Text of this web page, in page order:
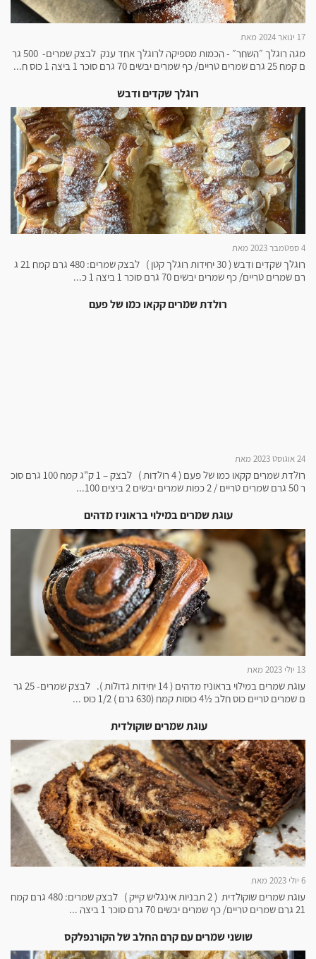
17 ינואר 2024 מאת
מגה רוגלך ״השחר״ - הכמות מספיקה לרוגלך אחד ענק לבצק שמרים- 500 גר
ם קמח 25 גרם שמרים טריים/ כף שמרים יבשים 70 גרם סוכר 1 ביצה 1 כוס ח...
רוגלך שקדים ודבש
4 ספטמבר 2023 מאת
רוגלך שקדים ודבש ( 30 יחידות רוגלך קטן ) לבצק שמרים: 480 גרם קמח 21 ג
רם שמרים טריים/ כף שמרים יבשים 70 גרם סוכר 1 ביצה 1 כ...
רולדת שמרים קקאו כמו של פעם
24 אוגוסט 2023 מאת
רולדת שמרים קקאו כמו של פעם ( 4 רולדות ) לבצק – 1 ק"ג קמח 100 גרם סוכ
ר 50 גרם שמרים טריים / 2 כפות שמרים יבשים 2 ביצים 100...
עוגת שמרים במילוי בראוניז מדהים
13 יולי 2023 מאת
עוגת שמרים במילוי בראוניז מדהים ( 14 יחידות גדולות ). לבצק שמרים- 25 גר
ם שמרים טריים כוס חלב ½4 כוסות קמח (630 גרם ) 1/2 כוס ...
עוגת שמרים שוקולדית
6 יולי 2023 מאת
עוגת שמרים שוקולדית ( 2 תבניות אינגליש קייק ) לבצק שמרים: 480 גרם קמח
21 גרם שמרים טריים/ כף שמרים יבשים 70 גרם סוכר 1 ביצה ...
שושני שמרים עם קרם החלב של הקורנפלקס